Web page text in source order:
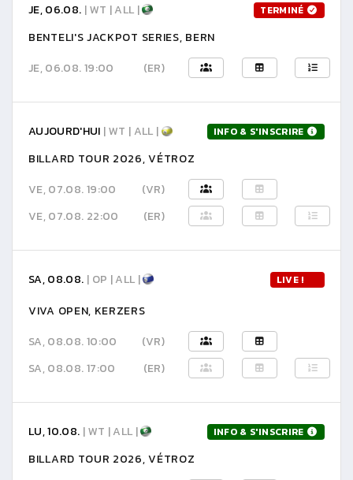
JE, 06.08. | WT | ALL | TERMINÉ
BENTELI'S JACKPOT SERIES, BERN
JE, 06.08. 19:00
(ER)
AUJOURD'HUI | WT | ALL | INFO & S'INSCRIRE
BILLARD TOUR 2026, VÉTROZ
VE, 07.08. 19:00
(VR)
VE, 07.08. 22:00
(ER)
SA, 08.08. | OP | ALL | LIVE !
VIVA OPEN, KERZERS
SA, 08.08. 10:00
(VR)
SA, 08.08. 17:00
(ER)
LU, 10.08. | WT | ALL | INFO & S'INSCRIRE
BILLARD TOUR 2026, VÉTROZ